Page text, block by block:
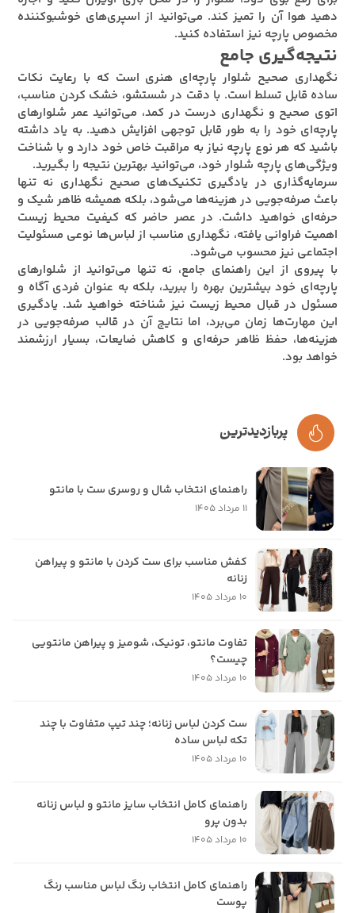
دهید هوا آن را تمیز کند. می‌توانید از اسپری‌های خوشبوکننده
مخصوص پارچه نیز استفاده کنید.
نتیجه‌گیری جامع
نگهداری صحیح شلوار پارچه‌ای هنری است که با رعایت نکات
ساده قابل تسلط است. با دقت در شستشو، خشک کردن مناسب،
اتوی صحیح و نگهداری درست در کمد، می‌توانید عمر شلوارهای
پارچه‌ای خود را به طور قابل توجهی افزایش دهید. به یاد داشته
باشید که هر نوع پارچه نیاز به مراقبت خاص خود دارد و با شناخت
ویژگی‌های پارچه شلوار خود، می‌توانید بهترین نتیجه را بگیرید.
سرمایه‌گذاری در یادگیری تکنیک‌های صحیح نگهداری نه تنها
باعث صرفه‌جویی در هزینه‌ها می‌شود، بلکه همیشه ظاهر شیک و
حرفه‌ای خواهید داشت. در عصر حاضر که کیفیت محیط زیست
اهمیت فراوانی یافته، نگهداری مناسب از لباس‌ها نوعی مسئولیت
اجتماعی نیز محسوب می‌شود.
با پیروی از این راهنمای جامع، نه تنها می‌توانید از شلوارهای
پارچه‌ای خود بیشترین بهره را ببرید، بلکه به عنوان فردی آگاه و
مسئول در قبال محیط زیست نیز شناخته خواهید شد. یادگیری
این مهارت‌ها زمان می‌برد، اما نتایج آن در قالب صرفه‌جویی در
هزینه‌ها، حفظ ظاهر حرفه‌ای و کاهش ضایعات، بسیار ارزشمند
خواهد بود.
پربازدیدترین
راهنمای انتخاب شال و روسری ست با مانتو
11 مرداد 1405
کفش مناسب برای ست کردن با مانتو و پیراهن
زنانه
10 مرداد 1405
تفاوت مانتو، تونیک، شومیز و پیراهن مانتویی
چیست؟
10 مرداد 1405
ست کردن لباس زنانه؛ چند تیپ متفاوت با چند
تکه لباس ساده
10 مرداد 1405
راهنمای کامل انتخاب سایز مانتو و لباس زنانه
بدون پرو
10 مرداد 1405
راهنمای کامل انتخاب رنگ لباس مناسب رنگ
پوست